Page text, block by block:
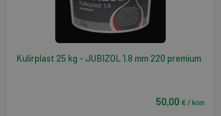
Kulirplast 25 kg - JUBIZOL 1.8 mm 220 premium
50,00 € / kom